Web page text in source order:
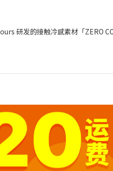
研发的接触冷感素材「ZERO